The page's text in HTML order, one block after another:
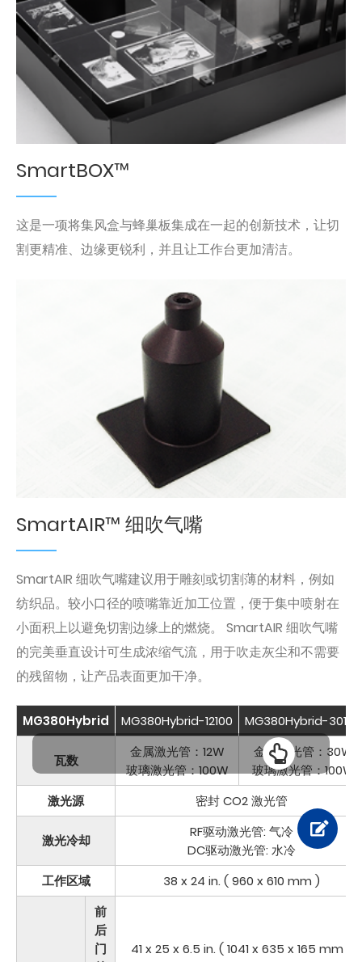
SmartBOX™
这是一项将集风盒与蜂巢板集成在一起的创新技术，让切
割更精准、边缘更锐利，并且让工作台更加清洁。
SmartAIR™ 细吹气嘴
SmartAIR 细吹气嘴建议用于雕刻或切割薄的材料，例如
纺织品。较小口径的喷嘴靠近加工位置，便于集中喷射在
小面积上以避免切割边缘上的燃烧。 SmartAIR 细吹气嘴
的完美垂直设计可生成浓缩气流，用于吹走灰尘和不需要
的残留物，让产品表面更加干净。
MG380Hybrid MG380Hybrid-12100 MG380Hybrid-30100
瓦数
金属激光管：12W
玻璃激光管：100W
金属激光管：30W
玻璃激光管：100W
激光源
密封 CO2 激光管
激光冷却
RF驱动激光管: 气冷
DC驱动激光管: 水冷
工作区域
38 x 24 in. ( 960 x 610 mm )
前
后
门
41 x 25 x 6.5 in. ( 1041 x 635 x 165 mm )